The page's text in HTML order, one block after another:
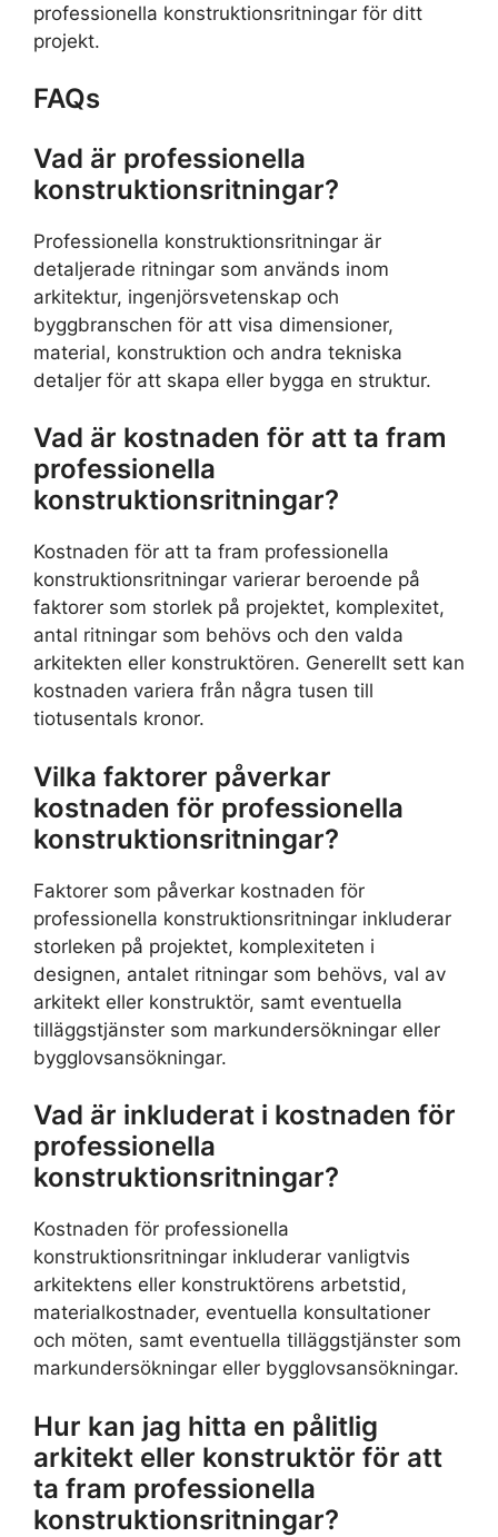
professionella konstruktionsritningar för ditt
projekt.
FAQs
Vad är professionella
konstruktionsritningar?
Professionella konstruktionsritningar är
detaljerade ritningar som används inom
arkitektur, ingenjörsvetenskap och
byggbranschen för att visa dimensioner,
material, konstruktion och andra tekniska
detaljer för att skapa eller bygga en struktur.
Vad är kostnaden för att ta fram
professionella
konstruktionsritningar?
Kostnaden för att ta fram professionella
konstruktionsritningar varierar beroende på
faktorer som storlek på projektet, komplexitet,
antal ritningar som behövs och den valda
arkitekten eller konstruktören. Generellt sett kan
kostnaden variera från några tusen till
tiotusentals kronor.
Vilka faktorer påverkar
kostnaden för professionella
konstruktionsritningar?
Faktorer som påverkar kostnaden för
professionella konstruktionsritningar inkluderar
storleken på projektet, komplexiteten i
designen, antalet ritningar som behövs, val av
arkitekt eller konstruktör, samt eventuella
tilläggstjänster som markundersökningar eller
bygglovsansökningar.
Vad är inkluderat i kostnaden för
professionella
konstruktionsritningar?
Kostnaden för professionella
konstruktionsritningar inkluderar vanligtvis
arkitektens eller konstruktörens arbetstid,
materialkostnader, eventuella konsultationer
och möten, samt eventuella tilläggstjänster som
markundersökningar eller bygglovsansökningar.
Hur kan jag hitta en pålitlig
arkitekt eller konstruktör för att
ta fram professionella
konstruktionsritningar?